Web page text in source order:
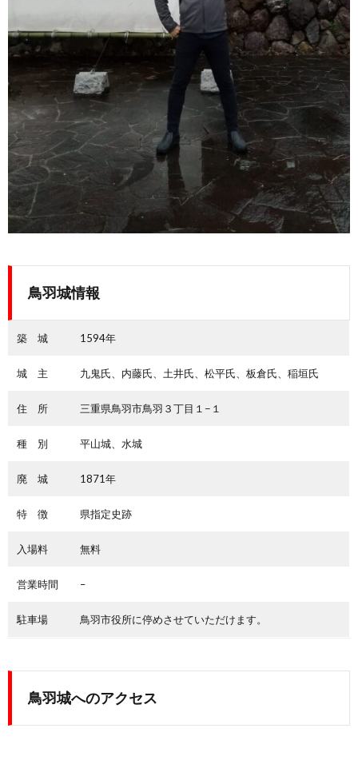
鳥羽城情報
築 城 1594年
城 主 九鬼氏、内藤氏、土井氏、松平氏、板倉氏、稲垣氏
住 所 三重県鳥羽市鳥羽３丁目１−１
種 別 平山城、水城
廃 城 1871年
特 徴 県指定史跡
入場料 無料
営業時間 –
駐車場 鳥羽市役所に停めさせていただけます。
鳥羽城へのアクセス